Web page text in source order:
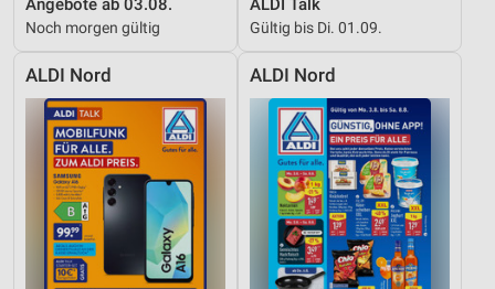
Angebote ab 03.08.
Noch morgen gültig
ALDI Talk
Gültig bis Di. 01.09.
ALDI Nord ALDI Nord
Notwendig
Funktional
Werbung